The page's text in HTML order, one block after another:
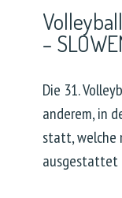
–
Die 31.
anderem, in
statt, welche
ausgestattet